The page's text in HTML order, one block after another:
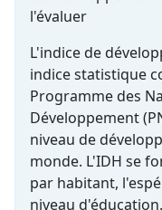
l'évaluer
L'indice de
indice statistique
Programme des
Développement
niveau de
monde. L'IDH se
par habitant,
niveau d'éducation.